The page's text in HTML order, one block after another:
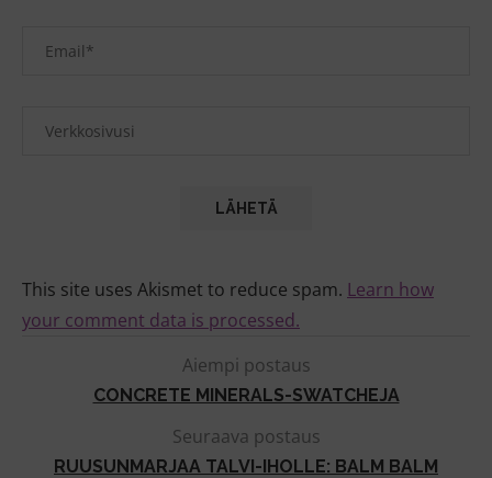
This site uses Akismet to reduce spam. Learn how
your comment data is processed.
Aiempi postaus
CONCRETE MINERALS-SWATCHEJA
Seuraava postaus
RUUSUNMARJAA TALVI-IHOLLE: BALM BALM